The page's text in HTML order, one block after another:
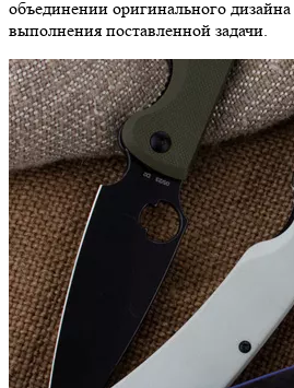
объединении оригинального
выполнения поставленной задачи.